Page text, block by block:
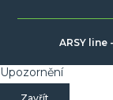
ARSY
Upozornění